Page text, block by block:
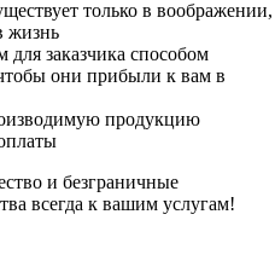
только в воображении,
жизнь
для заказчика способом
они прибыли к вам в
продукцию
и безграничные
всегда к вашим услугам!